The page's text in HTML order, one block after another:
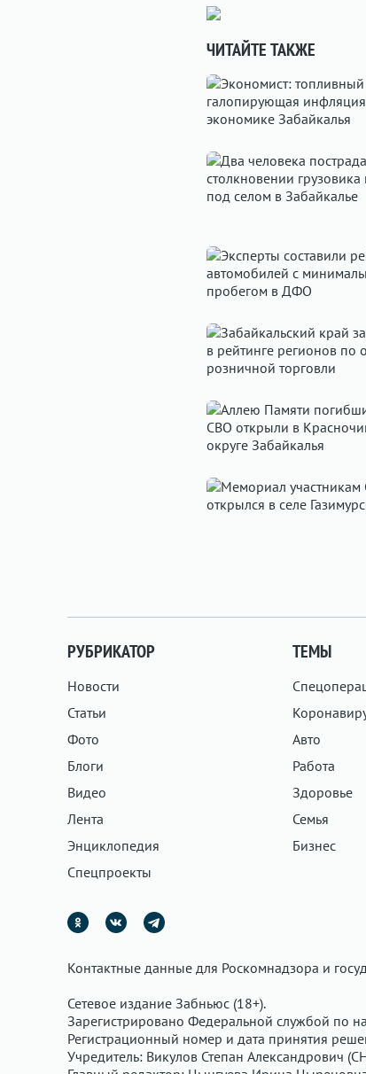
ЧИТАЙТЕ ТАКЖЕ
РУБРИКАТОР
Новости
Статьи
Фото
Блоги
Видео
Лента
Энциклопедия
Спецпроекты
ТЕМЫ
Авто
Работа
Здоровье
Семья
Бизнес
Контактные данные для Роскомнадзора и
Сетевое издание Забньюс (18+).
Зарегистрировано Федеральной службой по
Регистрационный номер и дата принятия
Учредитель: Викулов Степан Александрович